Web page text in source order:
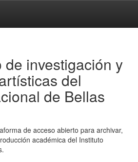
de investigación y
del
de Bellas
de acceso abierto para archivar,
académica del Instituto